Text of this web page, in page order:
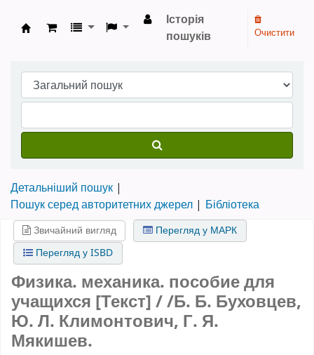
Бібліотека НТШ › Електронний каталог
Історія
пошуків
Очистити
Детальніший пошук
Пошук серед авторитетних джерел
Бібліотека
Звичайний вигляд
Перегляд у МАРК
Перегляд у ISBD
Физика. механика. пособие для
учащихся [Текст] / /Б. Б. Буховцев,
Ю. Л. Климонтович, Г. Я.
Мякишев.